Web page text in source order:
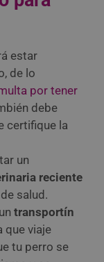
estar
de lo
por tener
debe
certifique la
un
reciente
salud.
transportín
que viaje
tu perro se